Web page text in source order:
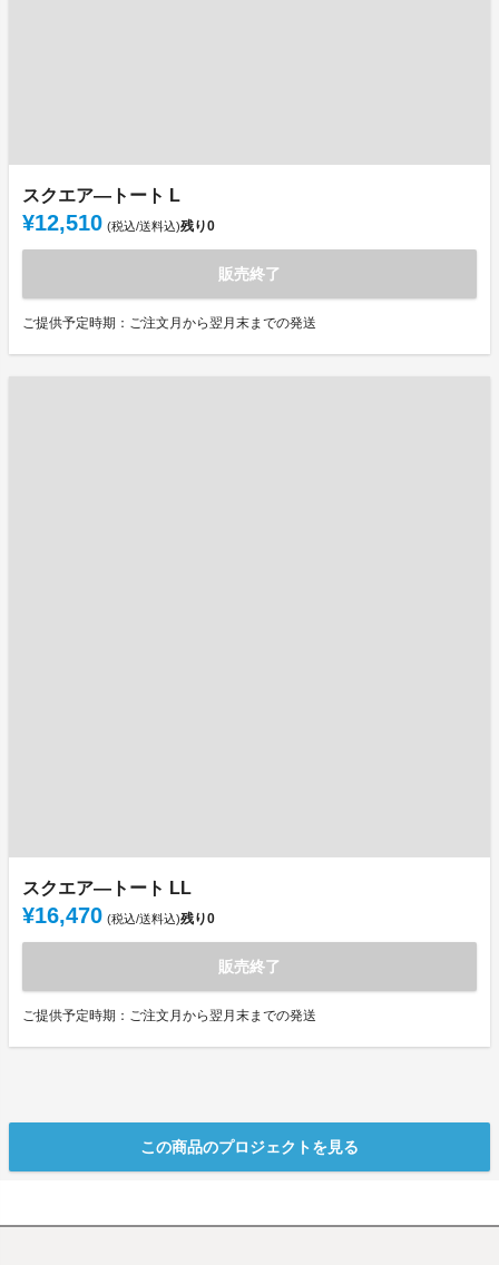
スクエア―トート L
¥12,510 (税込/送料込)残り0
販売終了
ご提供予定時期：ご注文月から翌月末までの発送
スクエア―トート LL
¥16,470 (税込/送料込)残り0
販売終了
ご提供予定時期：ご注文月から翌月末までの発送
この商品のプロジェクトを見る